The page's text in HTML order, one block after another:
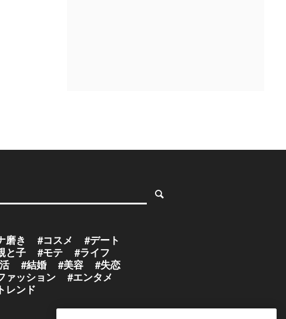
磨き #コスメ
#デート
と子 #モテ
#ライフ
#結婚 #美容
#失恋
ァッション
#エンタメ
レンド